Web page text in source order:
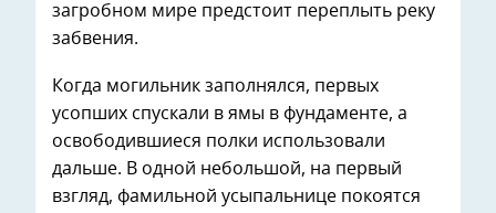
загробном мире предстоит переплыть реку
забвения.
Когда могильник заполнялся, первых
усопших спускали в ямы в фундаменте, а
освободившиеся полки использовали
дальше. В одной небольшой, на первый
взгляд, фамильной усыпальнице покоятся